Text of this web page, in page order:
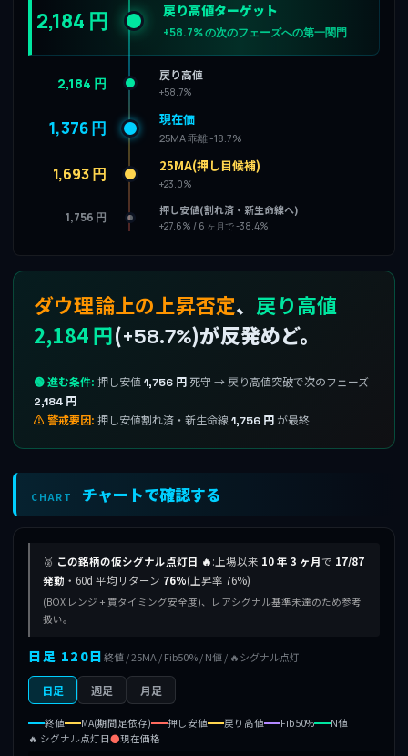
2,184 円 戻り高値ターゲット
+58.7% の次のフェーズへの第一関門
2,184 円 戻り高値
+58.7%
1,376 円 現在価
25MA 乖離 -18.7%
1,693 円 25MA(押し目候補)
+23.0%
1,756 円 押し安値(割れ済・新生命線へ)
+27.6% / 6 ヶ月で -38.4%
ダウ理論上の上昇否定、 戻り高値
2,184 円(+58.7%)が反発めど。
🟢 進む条件: 押し安値1,756 円 死守 → 戻り高値突破で次のフェーズ
2,184 円
⚠ 警戒要因: 押し安値割れ済・新生命線 1,756 円 が最終
CHART チャートで確認する
🥈 この銘柄の仮シグナル点灯日 🔥:上場以来 10 年 3 ヶ月で 17/87
発動 ・60d 平均リターン 76%(上昇率 76%)
(BOX レンジ + 買タイミング安全度)、レアシグナル基準未達のため参考
扱い。
日足 120日終値 / 25MA / Fib50% / N値 / 🔥シグナル点灯
日足 週足 月足
終値 MA(期間足依存) 押し安値 戻り高値 Fib50%
N値
🔥 シグナル点灯日●現在価格